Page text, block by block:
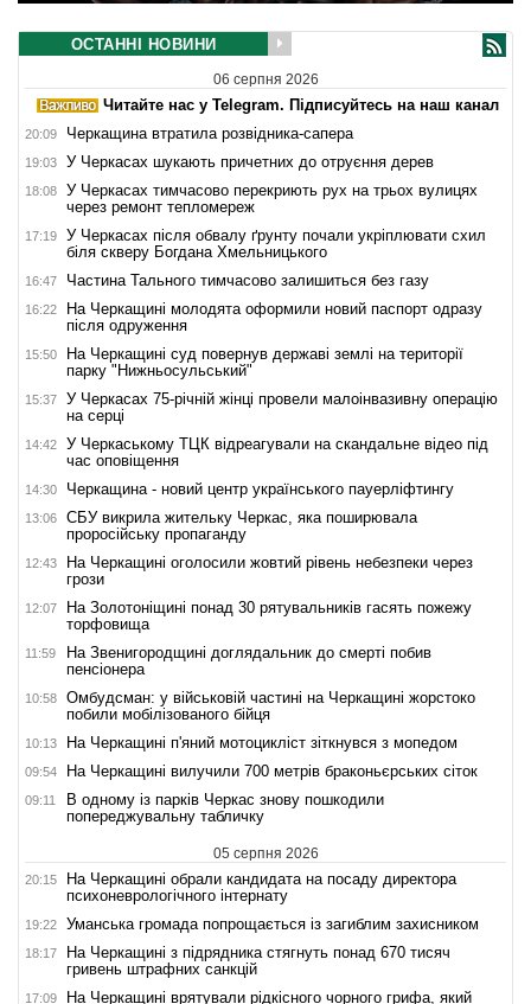
ОСТАННІ НОВИНИ
06 серпня 2026
Читайте нас у Telegram. Підписуйтесь на наш канал
20:09 Черкащина втратила розвідника-сапера
19:03 У Черкасах шукають причетних до отруєння дерев
18:08
У Черкасах тимчасово перекриють рух на трьох вулицях
через ремонт тепломереж
17:19
У Черкасах після обвалу ґрунту почали укріплювати схил
біля скверу Богдана Хмельницького
16:47 Частина Тального тимчасово залишиться без газу
16:22
На Черкащині молодята оформили новий паспорт одразу
після одруження
15:50
На Черкащині суд повернув державі землі на території
парку "Нижньосульський"
15:37
У Черкасах 75-річній жінці провели малоінвазивну операцію
на серці
14:42
У Черкаському ТЦК відреагували на скандальне відео під
час оповіщення
14:30 Черкащина - новий центр українського пауерліфтингу
13:06
СБУ викрила жительку Черкас, яка поширювала
проросійську пропаганду
12:43
На Черкащині оголосили жовтий рівень небезпеки через
грози
12:07
На Золотоніщині понад 30 рятувальників гасять пожежу
торфовища
11:59
На Звенигородщині доглядальник до смерті побив
пенсіонера
10:58
Омбудсман: у військовій частині на Черкащині жорстоко
побили мобілізованого бійця
10:13 На Черкащині п'яний мотоцикліст зіткнувся з мопедом
09:54 На Черкащині вилучили 700 метрів браконьєрських сіток
09:11
В одному із парків Черкас знову пошкодили
попереджувальну табличку
05 серпня 2026
20:15
На Черкащині обрали кандидата на посаду директора
психоневрологічного інтернату
19:22 Уманська громада попрощається із загиблим захисником
18:17
На Черкащині з підрядника стягнуть понад 670 тисяч
гривень штрафних санкцій
17:09 На Черкащині врятували рідкісного чорного грифа, який